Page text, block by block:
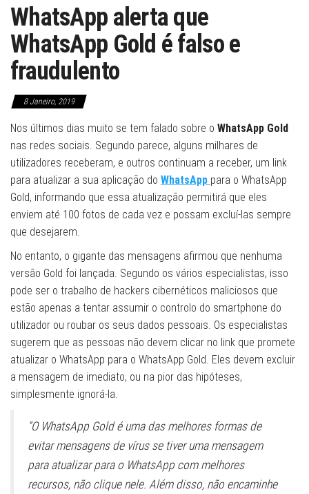
WhatsApp alerta que
WhatsApp Gold é falso e
fraudulento
8 Janeiro, 2019
Nos últimos dias muito se tem falado sobre o WhatsApp Gold
nas redes sociais. Segundo parece, alguns milhares de
utilizadores receberam, e outros continuam a receber, um link
para atualizar a sua aplicação do WhatsApp para o WhatsApp
Gold, informando que essa atualização permitirá que eles
enviem até 100 fotos de cada vez e possam excluí-las sempre
que desejarem.
No entanto, o gigante das mensagens afirmou que nenhuma
versão Gold foi lançada. Segundo os vários especialistas, isso
pode ser o trabalho de hackers cibernéticos maliciosos que
estão apenas a tentar assumir o controlo do smartphone do
utilizador ou roubar os seus dados pessoais. Os especialistas
sugerem que as pessoas não devem clicar no link que promete
atualizar o WhatsApp para o WhatsApp Gold. Eles devem excluir
a mensagem de imediato, ou na pior das hipóteses,
simplesmente ignorá-la.
“O WhatsApp Gold é uma das melhores formas de
evitar mensagens de vírus se tiver uma mensagem
para atualizar para o WhatsApp com melhores
recursos, não clique nele. Além disso, não encaminhe